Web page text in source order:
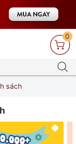
0
sách